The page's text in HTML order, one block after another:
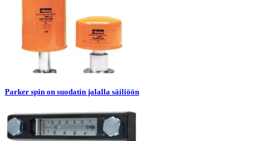
Parker spin on suodatin jalalla säiliöön